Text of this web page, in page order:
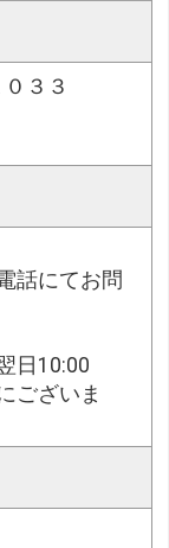
３３
話にてお問
日10:00
ございま